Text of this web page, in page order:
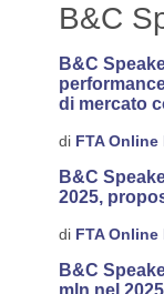
B&C
B&C
di mercato
di FTA Online
B&C
2025,
di FTA Online
B&C
mln nel 2025